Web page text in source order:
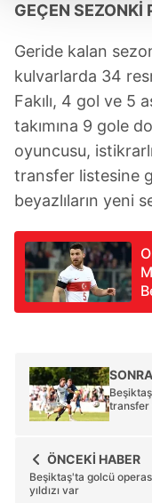
Her halükârda,
takdirde,
gösterilmeyecektir."
Sizlere daha iyi bir
Sitemizde kendimize
kullanılmaktadır. Bu
verileriniz işlenmekte
toplumu hizmetlerinin
reklam/pazarlama
sınırlı olarak açık
için Ayarlar butonuna
Metnimiziziyaret
hazırlanmış
ilgili mevzuata
almak için lütfen
GEÇEN SEZONKİ
Geride kalan
kulvarlarda 34
Fakılı, 4 gol ve 5
takımına 9 gole
oyuncusu,
transfer listesine
beyazlıların yeni
transfer
ÖNCEKİ HABER
Beşiktaş'ta golcü
yıldızı var